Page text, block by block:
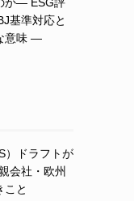
基準対応と
意味 ―
）ドラフトが
会社・欧州
こと